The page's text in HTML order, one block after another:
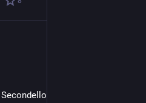
diaconi ed eremiti